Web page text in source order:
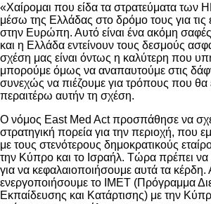
«Χαίρομαι που είδα τα στρατεύματα των
μέσω της Ελλάδας στο δρόμο τους για τις
στην Ευρώπη. Αυτό είναι ένα ακόμη
και η Ελλάδα εντείνουν τους δεσμούς
σχέση μας είναι όντως η καλύτερη που
μπορούμε όμως να αναπαυτούμε στις
συνεχώς να πιέζουμε για τρόπους που
περαιτέρω αυτήν τη σχέση.
Ο νόμος East Med Act προσπάθησε να
στρατηγική πορεία για την περιοχή, που
με τους στενότερους δημοκρατικούς
την Κύπρο και το Ισραήλ. Τώρα πρέπει
για να κεφαλαιοποιήσουμε αυτά τα κέρδη.
ενεργοποιήσουμε το IMET (Πρόγραμμα
Εκπαίδευσης και Κατάρτισης) με την